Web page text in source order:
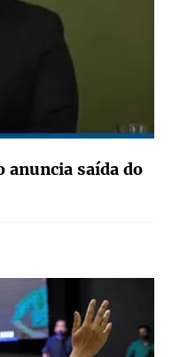
anuncia saída do